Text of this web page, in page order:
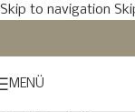
Skip to navigation
MENÜ